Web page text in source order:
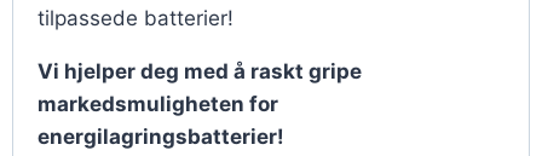
tilpassede batterier!
Vi hjelper deg med å raskt gripe
markedsmuligheten for
energilagringsbatterier!